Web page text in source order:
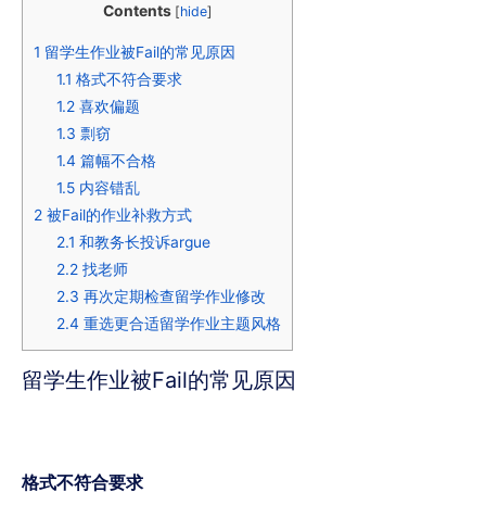
Contents [hide]
1 留学生作业被Fail的常见原因
1.1 格式不符合要求
1.2喜欢偏题
1.3 剽窃
1.4 篇幅不合格
1.5内容错乱
2 被Fail的作业补救方式
2.1 和教务长投诉argue
2.2找老师
2.3 再次定期检查留学作业修改
2.4 重选更合适留学作业主题风格
留学生作业被Fail的常见原因
格式不符合要求